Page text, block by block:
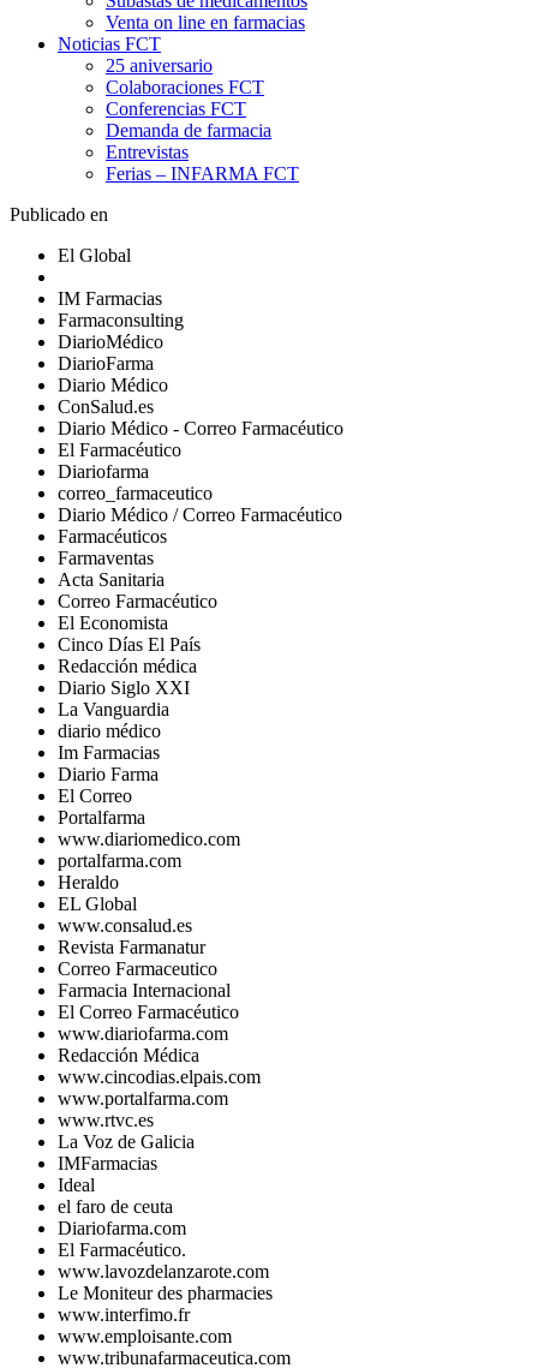
Venta on line en farmacias
Noticias FCT
25 aniversario
Colaboraciones FCT
Conferencias FCT
Demanda de farmacia
Entrevistas
Ferias – INFARMA FCT
Publicado en
El Global
IM Farmacias
Farmaconsulting
DiarioMédico
DiarioFarma
Diario Médico
ConSalud.es
Diario Médico - Correo Farmacéutico
El Farmacéutico
Diariofarma
correo_farmaceutico
Diario Médico / Correo Farmacéutico
Farmacéuticos
Farmaventas
Acta Sanitaria
Correo Farmacéutico
El Economista
Cinco Días El País
Redacción médica
Diario Siglo XXI
La Vanguardia
diario médico
Im Farmacias
Diario Farma
El Correo
Portalfarma
www.diariomedico.com
portalfarma.com
Heraldo
EL Global
www.consalud.es
Revista Farmanatur
Correo Farmaceutico
Farmacia Internacional
El Correo Farmacéutico
www.diariofarma.com
Redacción Médica
www.cincodias.elpais.com
www.portalfarma.com
www.rtvc.es
La Voz de Galicia
IMFarmacias
Ideal
el faro de ceuta
Diariofarma.com
El Farmacéutico.
www.lavozdelanzarote.com
Le Moniteur des pharmacies
www.interfimo.fr
www.emploisante.com
www.tribunafarmaceutica.com